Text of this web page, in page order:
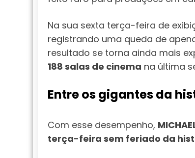
Na sua sexta terça-feira de
registrando uma queda de
resultado se torna ainda mais
188 salas de cinema na última
Entre os gigantes da
Com esse desempenho,
terça-feira sem feriado da